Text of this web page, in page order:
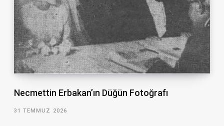
Necmettin Erbakan’ın Düğün Fotoğrafı
31 TEMMUZ 2026